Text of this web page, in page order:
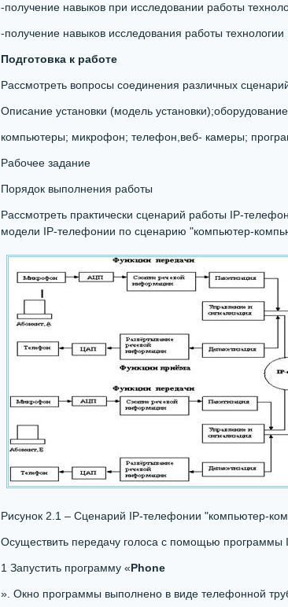
-получение навыков при исследовании работы
-получение навыков исследования работы
Подготовка к работе
Рассмотреть вопросы соединения различных
Описание установки (модель
компьютеры; микрофон; телефон,веб- камеры;
Рабочее задание
Порядок выполнения работы
Рассмотреть практически сценарий работы IP-
модели IP-телефонии по сценарию "компьютер-
Рисунок 2.1 – Сценарий IP-телефонии "компьютер-
Осуществить передачу голоса с помощью программы
1 Запустить программу «Phone
». Окно программы выполнено в виде телефонной